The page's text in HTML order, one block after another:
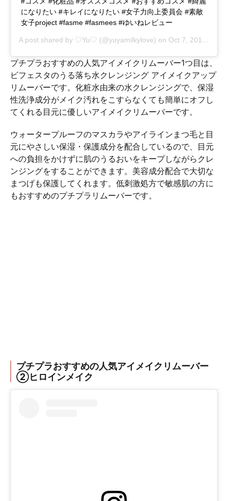
になりたい #キレイになりたい #女子力向上委員会 #素敵
女子project #fasme #fasmees #ゆいねレビュー
A post shared by ♡Yu♡ (@yuyamilkylove) on Oct 7, 2018 at 8:50pm PDT
プチプラおすすめの人気アイメイクリムーバー1つ目は、
ビフェスタのうる落ち水クレンジング アイメイクアップ
リムーバーです。化粧水由来の水クレンジングで、保湿
性洗浄成分がメイク汚れをこすらなくても簡単にオフし
てくれる目元に優しいアイメイクリムーバーです。
ウォータープルーフのマスカラやアイラインまつ毛と目
元にやさしい保湿・保護成分を配合しているので、目元
への負担をかけずに肌のうるおいをキープしながらクレ
ンジングをすることができます。美容成分配合で大切な
まつげも保護してくれます。低刺激処方で敏感肌の方に
もおすすめのプチプラリムーバーです。
プチプラおすすめの人気アイメイクリムーバー
②ヒロインメイク